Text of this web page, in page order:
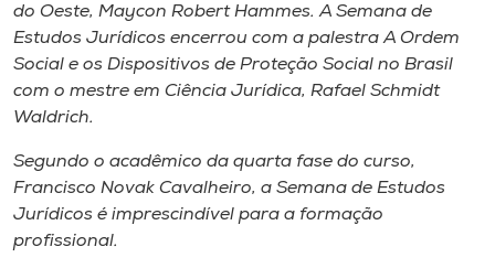
do Oeste, Maycon Robert Hammes. A Semana de
Estudos Jurídicos encerrou com a palestraA Ordem
Social e os Dispositivos de Proteção Social no Brasil
com o mestre em Ciência Jurídica, Rafael Schmidt
Waldrich.
Segundo o acadêmico da quarta fase do curso,
Francisco Novak Cavalheiro, a Semana de Estudos
Jurídicos é imprescindível para a formação
profissional.